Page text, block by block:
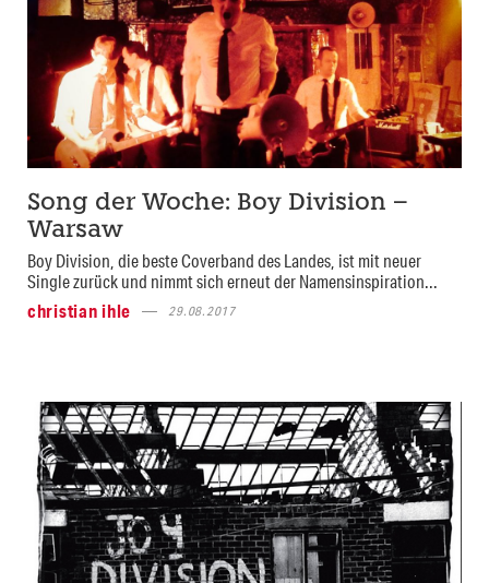
Song der Woche: Boy Division –
Warsaw
Boy Division, die beste Coverband des Landes, ist mit neuer
Single zurück und nimmt sich erneut der Namensinspiration...
christian ihle
29.08.2017